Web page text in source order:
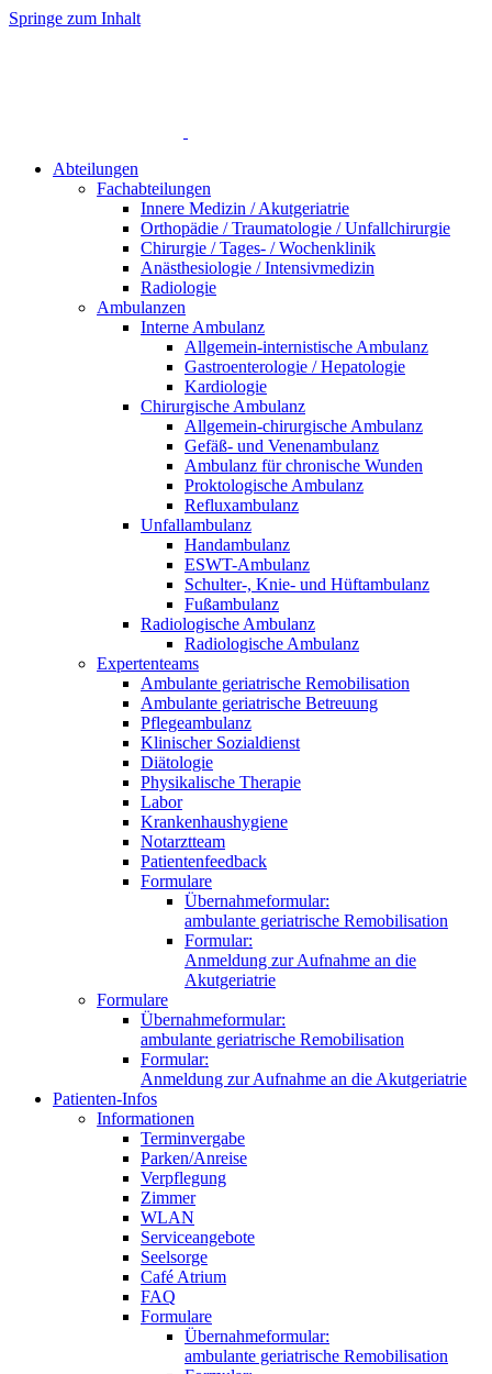
Springe zum Inhalt
Abteilungen
Fachabteilungen
Innere Medizin / Akutgeriatrie
Orthopädie / Traumatologie / Unfallchirurgie
Chirurgie / Tages- / Wochenklinik
Anästhesiologie / Intensivmedizin
Radiologie
Ambulanzen
Interne Ambulanz
Allgemein-internistische Ambulanz
Gastroenterologie / Hepatologie
Kardiologie
Chirurgische Ambulanz
Allgemein-chirurgische Ambulanz
Gefäß- und Venenambulanz
Ambulanz für chronische Wunden
Proktologische Ambulanz
Refluxambulanz
Unfallambulanz
Handambulanz
ESWT-Ambulanz
Schulter-, Knie- und Hüftambulanz
Fußambulanz
Radiologische Ambulanz
Radiologische Ambulanz
Expertenteams
Ambulante geriatrische Remobilisation
Ambulante geriatrische Betreuung
Pflegeambulanz
Klinischer Sozialdienst
Diätologie
Physikalische Therapie
Labor
Krankenhaushygiene
Notarztteam
Patientenfeedback
Formulare
Übernahmeformular:
ambulante geriatrische Remobilisation
Formular:
Anmeldung zur Aufnahme an die
Akutgeriatrie
Formulare
Übernahmeformular:
ambulante geriatrische Remobilisation
Formular:
Anmeldung zur Aufnahme an die Akutgeriatrie
Patienten-Infos
Informationen
Terminvergabe
Parken/Anreise
Verpflegung
Zimmer
WLAN
Serviceangebote
Seelsorge
Café Atrium
FAQ
Formulare
Übernahmeformular:
ambulante geriatrische Remobilisation